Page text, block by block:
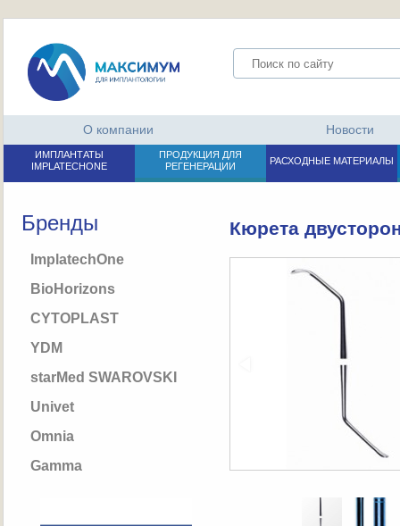
О компании Новости
ИМПЛАНТАТЫ
IMPLATECHONE
ПРОДУКЦИЯ ДЛЯ
РЕГЕНЕРАЦИИ
РАСХОДНЫЕ МАТЕРИАЛЫ
Бренды
ImplatechOne
BioHorizons
CYTOPLAST
YDM
starMed SWAROVSKI
Univet
Omnia
Gamma
Кюрета